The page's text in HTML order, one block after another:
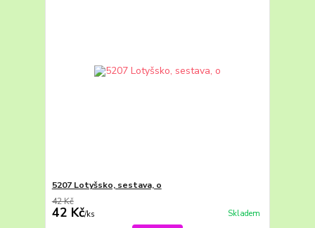
5207 Lotyšsko, sestava, o
42 Kč
42 Kč/ks Skladem